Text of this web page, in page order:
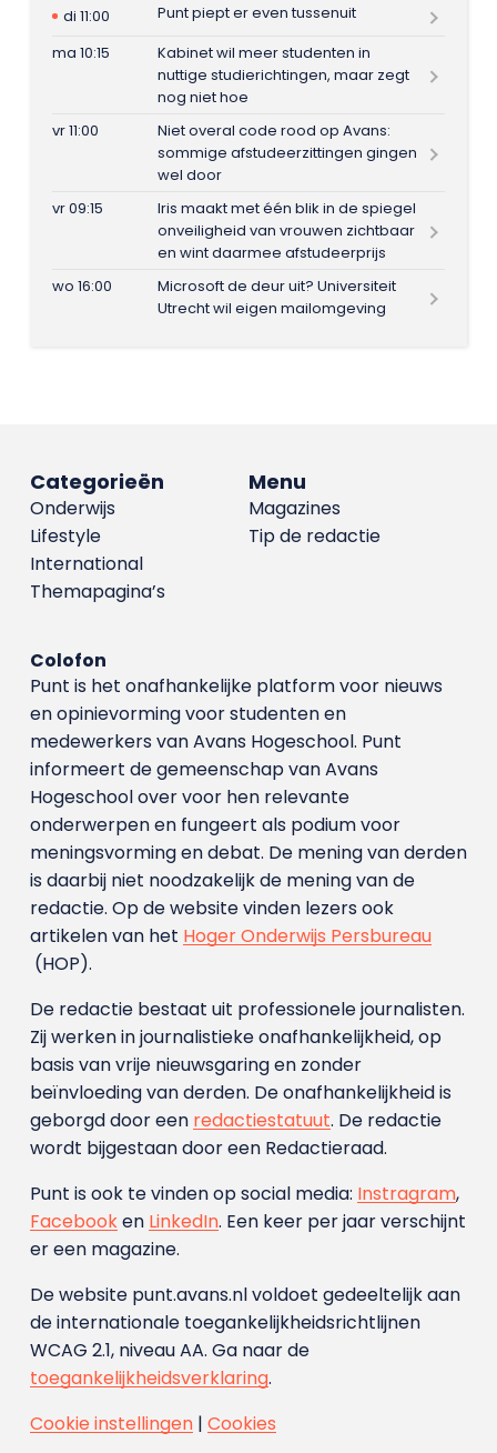
di 11:00
Punt piept er even tussenuit
ma 10:15
Kabinet wil meer studenten in
nuttige studierichtingen, maar zegt
nog niet hoe
vr 11:00
Niet overal code rood op Avans:
sommige afstudeerzittingen gingen
wel door
vr 09:15
Iris maakt met één blik in de spiegel
onveiligheid van vrouwen zichtbaar
en wint daarmee afstudeerprijs
wo 16:00
Microsoft de deur uit? Universiteit
Utrecht wil eigen mailomgeving
Menu
Magazines
Tip de redactie
Categorieën
Onderwijs
Lifestyle
International
Themapagina’s
Colofon
Punt is het onafhankelijke platform voor nieuws
en opinievorming voor studenten en
medewerkers van Avans Hoge­school. Punt
informeert de gemeenschap van Avans
Hogeschool over voor hen relevante
onderwerpen en fungeert als podium voor
meningsvorming en debat. De mening van derden
is daarbij niet noodzakelijk de mening van de
redactie. Op de website vinden lezers ook
artikelen van het Hoger Onderwijs Persbureau
(HOP).
De redactie bestaat uit professionele journalisten.
Zij werken in journalistieke onafhankelijkheid, op
basis van vrije nieuwsgaring en zonder
beïnvloeding van derden. De onafhankelijkheid is
geborgd door een redactiestatuut. De redactie
wordt bijgestaan door een Redactieraad.
Punt is ook te vinden op social media: Instragram,
Facebooken LinkedIn. Een keer per jaar verschijnt
er een magazine.
De website punt.avans.nl voldoet gedeeltelijk aan
de internationale toegankelijkheidsrichtlijnen
WCAG 2.1, niveau AA. Ga naar de
toegankelijkheidsverklaring.
Cookie instellingen| Cookies